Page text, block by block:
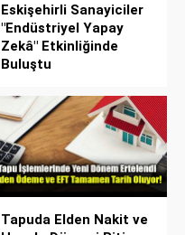
Eskişehirli Sanayiciler
"Endüstriyel Yapay
Zekâ" Etkinliğinde
Buluştu
Tapuda Elden Nakit ve